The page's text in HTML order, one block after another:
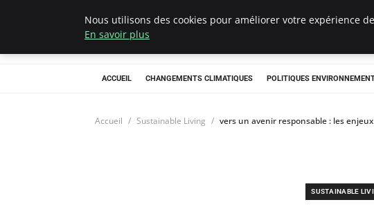
ACCUEIL CHANGEMENTS CLIMATIQUES POLITIQUES
Accueil Sustainable Living vers un avenir responsable : les
SUSTAINABLE
Nous utilisons des cookies pour améliorer votre expérience
En savoir plus